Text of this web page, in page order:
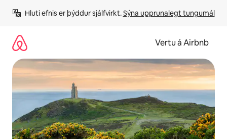
beint
Hluti efnis er þýddur sjálfvirkt. Sýna upprunalegt tungumál
Vertu á Airbnb